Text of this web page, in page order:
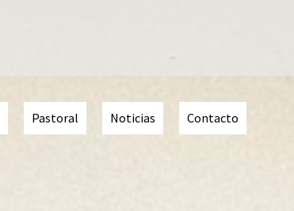
Pastoral Noticias Contacto